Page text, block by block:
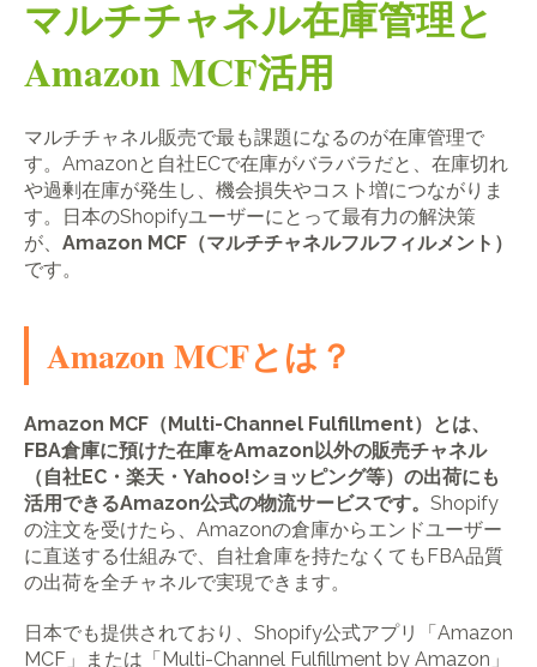
マルチチャネル在庫管理と
Amazon MCF活用
マルチチャネル販売で最も課題になるのが在庫管理で
す。Amazonと自社ECで在庫がバラバラだと、在庫切れ
や過剰在庫が発生し、機会損失やコスト増につながりま
す。日本のShopifyユーザーにとって最有力の解決策
が、 Amazon MCF（マルチチャネルフルフィルメント）
です。
Amazon MCFとは？
Amazon MCF（Multi-Channel Fulfillment）とは、
FBA倉庫に預けた在庫をAmazon以外の販売チャネル
（自社EC・楽天・Yahoo!ショッピング等）の出荷にも
活用できるAmazon公式の物流サービスです。 Shopify
の注文を受けたら、Amazonの倉庫からエンドユーザー
に直送する仕組みで、自社倉庫を持たなくてもFBA品質
の出荷を全チャネルで実現できます。
日本でも提供されており、Shopify公式アプリ「Amazon
MCF」または「Multi-Channel Fulfillment by Amazon」